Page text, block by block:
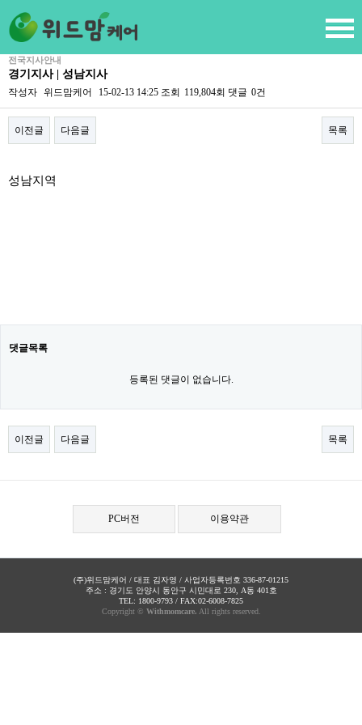
전국지사안내
경기지사 | 성남지사
작성자 위드맘케어 15-02-13 14:25 조회 119,804회 댓글 0건
이전글 다음글 목록
성남지역
댓글목록
등록된 댓글이 없습니다.
이전글 다음글 목록
PC버전 이용약관
(주)위드맘케어 / 대표 김자영 / 사업자등록번호 336-87-01215
주소 : 경기도 안양시 동안구 시민대로 230, A동 401호
TEL: 1800-9793 / FAX:02-6008-7825
Copyright © Withmomcare. All rights reserved.